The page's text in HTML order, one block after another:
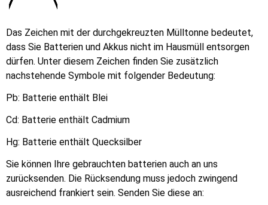
Das Zeichen mit der durchgekreuzten Mülltonne bedeutet,
dass Sie Batterien und Akkus nicht im Hausmüll entsorgen
dürfen. Unter diesem Zeichen finden Sie zusätzlich
nachstehende Symbole mit folgender Bedeutung:
Pb: Batterie enthält Blei
Cd: Batterie enthält Cadmium
Hg: Batterie enthält Quecksilber
Sie können Ihre gebrauchten batterien auch an uns
zurücksenden. Die Rücksendung muss jedoch zwingend
ausreichend frankiert sein. Senden Sie diese an: